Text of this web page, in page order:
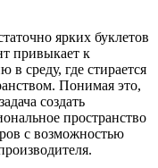
ярких буклетов
привыкает к
среду, где стирается
Понимая это,
создать
пространство
с возможностью